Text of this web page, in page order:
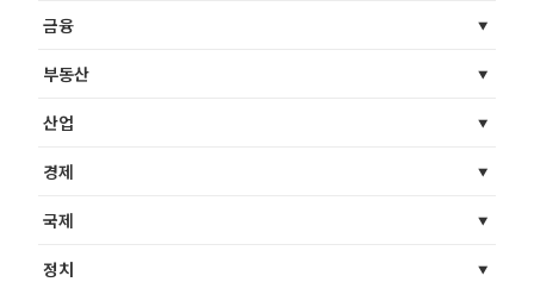
금융
부동산
산업
경제
국제
정치